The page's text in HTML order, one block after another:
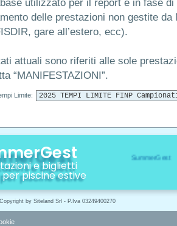
utilizzato per il report è in fase
delle prestazioni non gestite da
gare all’estero, ecc).
attuali sono riferiti alle sole
“MANIFESTAZIONI”.
Limite:
e biglietti
per piscine estive
by Siteland Srl - P.Iva 03249400270